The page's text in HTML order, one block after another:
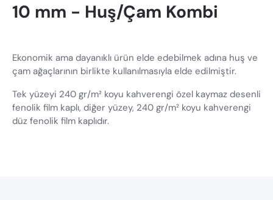
10 mm - Huş/Çam Kombi
Ekonomik ama dayanıklı ürün elde edebilmek adına huş ve
çam ağaçlarının birlikte kullanılmasıyla elde edilmiştir.
Tek yüzeyi 240 gr/m² koyu kahverengi özel kaymaz desenli
fenolik film kaplı, diğer yüzey, 240 gr/m² koyu kahverengi
düz fenolik film kaplıdır.